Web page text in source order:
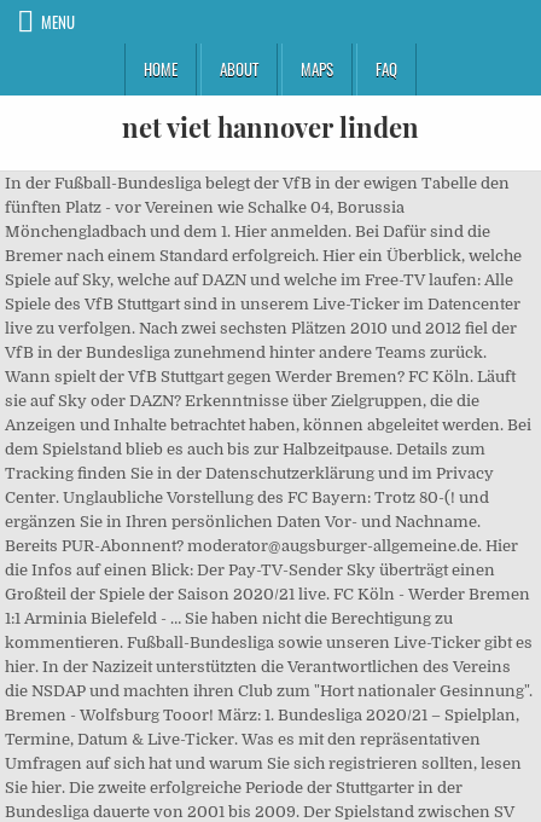
MENU
HOME
ABOUT MAPS FAQ
net viet hannover linden
In der Fußball-Bundesliga belegt der VfB in der ewigen Tabelle den
fünften Platz - vor Vereinen wie Schalke 04, Borussia
Mönchengladbach und dem 1. Hier anmelden. Bei Dafür sind die
Bremer nach einem Standard erfolgreich. Hier ein Überblick, welche
Spiele auf Sky, welche auf DAZN und welche im Free-TV laufen: Alle
Spiele des VfB Stuttgart sind in unserem Live-Ticker im Datencenter
live zu verfolgen. Nach zwei sechsten Plätzen 2010 und 2012 fiel der
VfB in der Bundesliga zunehmend hinter andere Teams zurück.
Wann spielt der VfB Stuttgart gegen Werder Bremen? FC Köln. Läuft
sie auf Sky oder DAZN? Erkenntnisse über Zielgruppen, die die
Anzeigen und Inhalte betrachtet haben, können abgeleitet werden. Bei
dem Spielstand blieb es auch bis zur Halbzeitpause. Details zum
Tracking finden Sie in der Datenschutzerklärung und im Privacy
Center. Unglaubliche Vorstellung des FC Bayern: Trotz 80-(! und
ergänzen Sie in Ihren persönlichen Daten Vor- und Nachname.
Bereits PUR-Abonnent? moderator@augsburger-allgemeine.de. Hier
die Infos auf einen Blick: Der Pay-TV-Sender Sky überträgt einen
Großteil der Spiele der Saison 2020/21 live. FC Köln - Werder Bremen
1:1 Arminia Bielefeld - … Sie haben nicht die Berechtigung zu
kommentieren. Fußball-Bundesliga sowie unseren Live-Ticker gibt es
hier. In der Nazizeit unterstützten die Verantwortlichen des Vereins
die NSDAP und machten ihren Club zum "Hort nationaler Gesinnung".
Bremen - Wolfsburg Tooor! März: 1. Bundesliga 2020/21 – Spielplan,
Termine, Datum & Live-Ticker. Was es mit den repräsentativen
Umfragen auf sich hat und warum Sie sich registrieren sollten, lesen
Sie hier. Die zweite erfolgreiche Periode der Stuttgarter in der
Bundesliga dauerte von 2001 bis 2009. Der Spielstand zwischen SV